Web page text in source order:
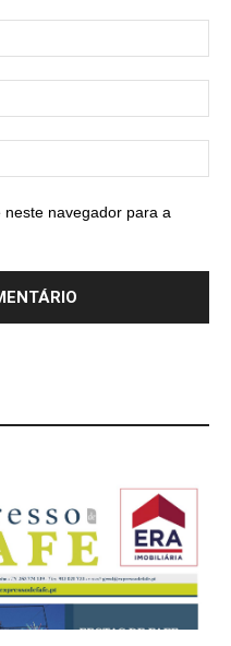
navegador para a